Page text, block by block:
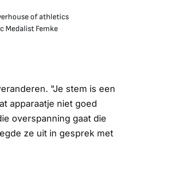
of athletics
Medalist Femke
"Je stem is een
apparaatje niet goed
overspanning gaat die
ze uit in gesprek met